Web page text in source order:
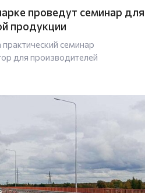
проведут семинар для
продукции
семинар
для производителей